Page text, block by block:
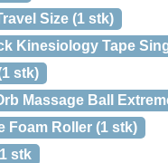
Size (1 stk)
Kinesiology Tape
stk)
Massage Ball
Foam Roller (1 stk)
stk